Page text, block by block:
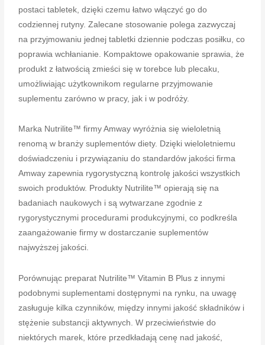
postaci tabletek, dzięki czemu łatwo włączyć go do
codziennej rutyny. Zalecane stosowanie polega zazwyczaj
na przyjmowaniu jednej tabletki dziennie podczas posiłku, co
poprawia wchłanianie. Kompaktowe opakowanie sprawia, że
produkt z łatwością zmieści się w torebce lub plecaku,
umożliwiając użytkownikom regularne przyjmowanie
suplementu zarówno w pracy, jak i w podróży.
Marka Nutrilite™ firmy Amway wyróżnia się wieloletnią
renomą w branży suplementów diety. Dzięki wieloletniemu
doświadczeniu i przywiązaniu do standardów jakości firma
Amway zapewnia rygorystyczną kontrolę jakości wszystkich
swoich produktów. Produkty Nutrilite™ opierają się na
badaniach naukowych i są wytwarzane zgodnie z
rygorystycznymi procedurami produkcyjnymi, co podkreśla
zaangażowanie firmy w dostarczanie suplementów
najwyższej jakości.
Porównując preparat Nutrilite™ Vitamin B Plus z innymi
podobnymi suplementami dostępnymi na rynku, na uwagę
zasługuje kilka czynników, między innymi jakość składników i
stężenie substancji aktywnych. W przeciwieństwie do
niektórych marek, które przedkładają cenę nad jakość,